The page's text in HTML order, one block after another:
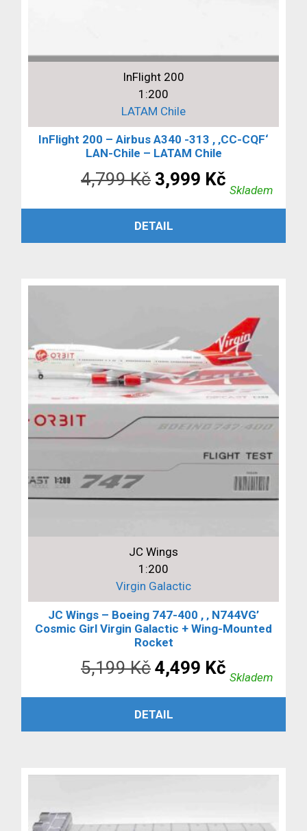
InFlight 200
1:200
LATAM Chile
InFlight 200 – Airbus A340 -313 , ‚CC-CQF‘
LAN-Chile – LATAM Chile
4,799Kč Původní
cena
byla:
3,999 Kč
cena
Skladem
PŘIDAT DO KOŠÍKU
DETAIL
JC Wings
1:200
Virgin Galactic
JC Wings – Boeing 747-400 , ‚ N744VG’
Cosmic Girl Virgin Galactic + Wing-Mounted
Rocket
5,199Kč Původní
cena
byla:
4,499 Kč
cena
Skladem
PŘIDAT DO KOŠÍKU
DETAIL